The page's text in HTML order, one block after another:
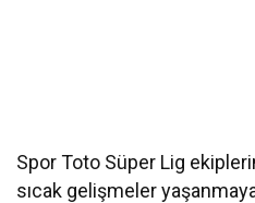
Spor Toto Süper Lig
sıcak gelişmeler